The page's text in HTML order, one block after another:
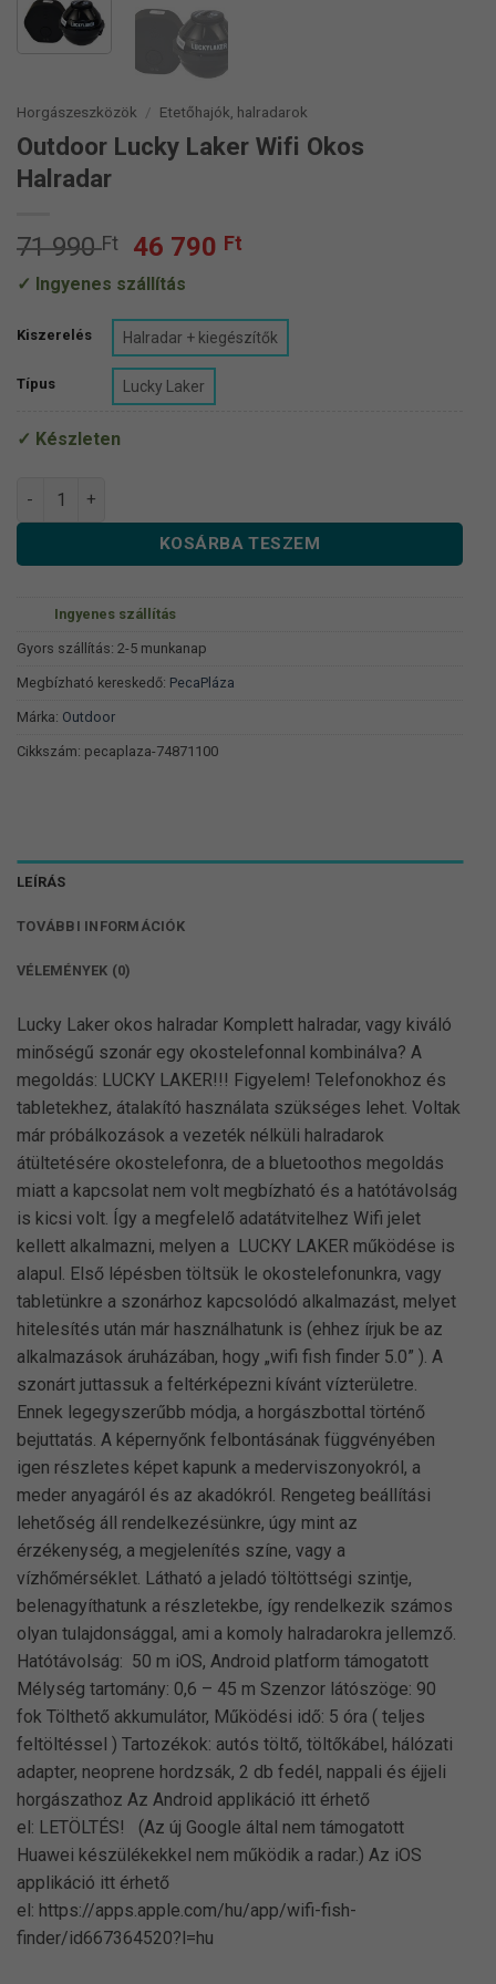
Horgászeszközök / Etetőhajók, halradarok
Outdoor Lucky Laker Wifi Okos
Halradar
71 990Ft
Original
price
was:
71
990 Ft.
46 790 Ft
46
790 Ft.
Ingyenes szállítás
Kiszerelés Halradar + kiegészítők
Típus Lucky Laker
Készleten
Outdoor Lucky Laker Wifi Okos Halradar mennyiség
KOSÁRBA TESZEM
Ingyenes szállítás
Gyors szállítás: 2-5 munkanap
Megbízható kereskedő: PecaPláza
Márka: Outdoor
Cikkszám: pecaplaza-74871100
LEÍRÁS
TOVÁBBI INFORMÁCIÓK
VÉLEMÉNYEK (0)
Lucky Laker okos halradar Komplett halradar, vagy kiváló
minőségű szonár egy okostelefonnal kombinálva? A
megoldás: LUCKY LAKER!!! Figyelem! Telefonokhoz és
tabletekhez, átalakító használata szükséges lehet. Voltak
már próbálkozások a vezeték nélküli halradarok
átültetésére okostelefonra, de a bluetoothos megoldás
miatt a kapcsolat nem volt megbízható és a hatótávolság
is kicsi volt. Így a megfelelő adatátvitelhez Wifi jelet
kellett alkalmazni, melyen a LUCKY LAKER működése is
alapul. Első lépésben töltsük le okostelefonunkra, vagy
tabletünkre a szonárhoz kapcsolódó alkalmazást, melyet
hitelesítés után már használhatunk is (ehhez írjuk be az
alkalmazások áruházában, hogy „wifi fish finder 5.0” ). A
szonárt juttassuk a feltérképezni kívánt vízterületre.
Ennek legegyszerűbb módja, a horgászbottal történő
bejuttatás. A képernyőnk felbontásának függvényében
igen részletes képet kapunk a mederviszonyokról, a
meder anyagáról és az akadókról. Rengeteg beállítási
lehetőség áll rendelkezésünkre, úgy mint az
érzékenység, a megjelenítés színe, vagy a
vízhőmérséklet. Látható a jeladó töltöttségi szintje,
belenagyíthatunk a részletekbe, így rendelkezik számos
olyan tulajdonsággal, ami a komoly halradarokra jellemző.
Hatótávolság: 50 m iOS, Android platform támogatott
Mélység tartomány: 0,6 – 45 m Szenzor látószöge: 90
fok Tölthető akkumulátor, Működési idő: 5 óra ( teljes
feltöltéssel ) Tartozékok: autós töltő, töltőkábel, hálózati
adapter, neoprene hordzsák, 2 db fedél, nappali és éjjeli
horgászathoz Az Android applikáció itt érhető
el: LETÖLTÉS! (Az új Google által nem támogatott
Huawei készülékekkel nem működik a radar.) Az iOS
applikáció itt érhető
el: https://apps.apple.com/hu/app/wifi-fish-
finder/id667364520?l=hu